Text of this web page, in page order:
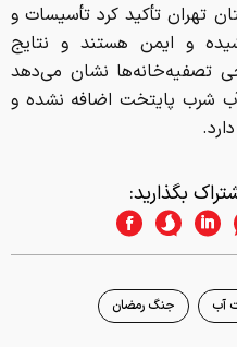
تهران تأکید کرد تأسیسات و
و ایمن هستند و نتایج
تصفیه‌خانه‌ها نشان می‌دهد
آب شرب پایتخت اضافه نشده و
بگذارید:
آب جنگ رمضان